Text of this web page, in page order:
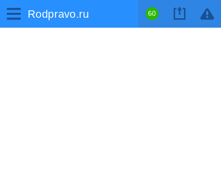
Rodpravo.ru 60